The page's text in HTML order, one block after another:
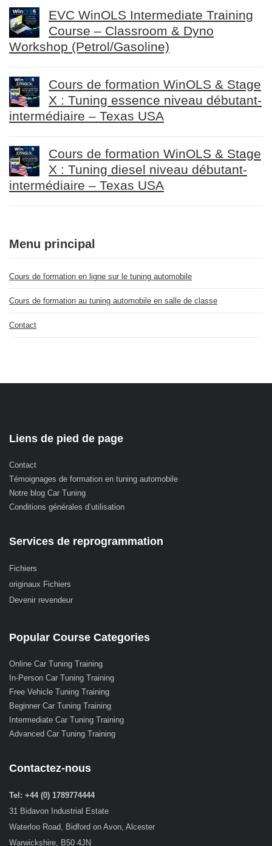
EVC WinOLS Intermediate Training
Course – Classroom & Dyno
Workshop (Petrol/Gasoline)
Cours de formation WinOLS & Stage
X : Tuning essence niveau débutant-
intermédiaire – Texas USA
Cours de formation WinOLS & Stage
X : Tuning diesel niveau débutant-
intermédiaire – Texas USA
Menu principal
Cours de formation en ligne sur le tuning automobile
Cours de formation au tuning automobile en salle de classe
Contact
Liens de pied de page
Contact
Témoignages de formation en tuning automobile
Notre blog Car Tuning
Conditions générales d’utilisation
Services de reprogrammation
Fichiers
originaux Fichiers
Devenir revendeur
Popular Course Categories
Online Car Tuning Training
In-Person Car Tuning Training
Free Vehicle Tuning Training
Beginner Car Tuning Training
Intermediate Car Tuning Training
Advanced Car Tuning Training
Contactez-nous
Tel: +44 (0) 1789774444
31 Bidavon Industrial Estate
Waterloo Road, Bidford on Avon, Alcester
Warwickshire, B50 4JN